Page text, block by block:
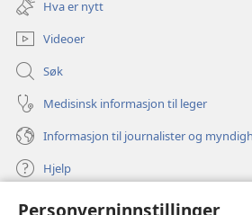
Personverninnstillinger
vindu)
Hva er nytt
Videoer
Søk
Medisinsk informasjon til leger
Informasjon til journalister og
Hjelp